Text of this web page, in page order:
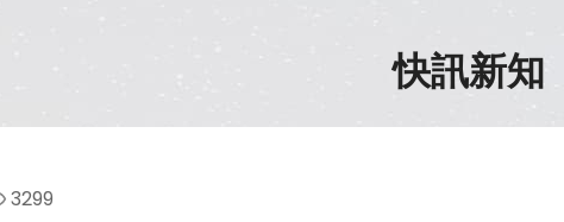
快訊新知
3299